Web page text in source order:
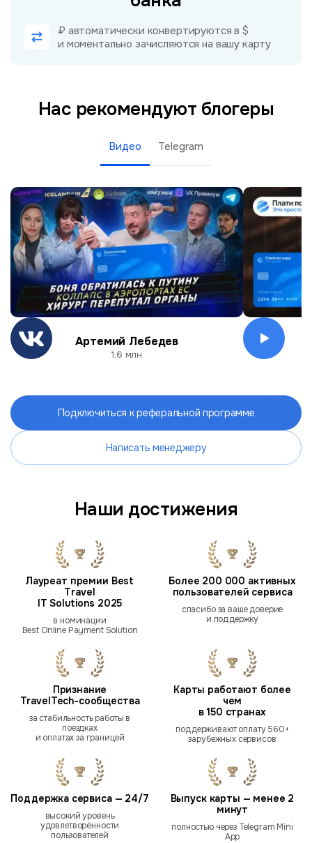
₽ автоматически конвертируются в $
и моментально зачисляются на вашу карту
Нас рекомендуют блогеры
Видео Telegram
Артемий Лебедев
1,6 млн
Подключиться к реферальной программе
Написать менеджеру
Наши достижения
Лауреат премии Best
Travel
IT Solutions 2025
в номинации
Best Online Payment Solution
Более 200 000 активных
пользователей сервиса
спасибо за ваше доверие
и поддержку
Признание
TravelTech-сообщества
за стабильность работы в
поездках
и оплатах за границей
Карты работают более
чем
в 150 странах
поддерживают оплату 560+
зарубежных сервисов
Поддержка сервиса — 24/7
высокий уровень
удовлетворённости
пользователей
Выпуск карты — менее 2
минут
полностью через Telegram Mini
App